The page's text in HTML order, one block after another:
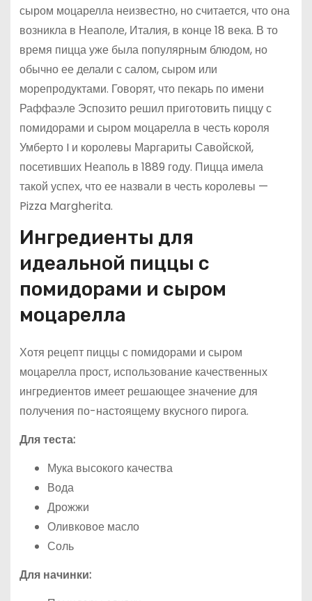
сыром моцарелла неизвестно, но считается, что она
возникла в Неаполе, Италия, в конце 18 века. В то
время пицца уже была популярным блюдом, но
обычно ее делали с салом, сыром или
морепродуктами. Говорят, что пекарь по имени
Раффаэле Эспозито решил приготовить пиццу с
помидорами и сыром моцарелла в честь короля
Умберто I и королевы Маргариты Савойской,
посетивших Неаполь в 1889 году. Пицца имела
такой успех, что ее назвали в честь королевы —
Pizza Margherita.
Ингредиенты для
идеальной пиццы с
помидорами и сыром
моцарелла
Хотя рецепт пиццы с помидорами и сыром
моцарелла прост, использование качественных
ингредиентов имеет решающее значение для
получения по-настоящему вкусного пирога.
Для теста:
Мука высокого качества
Вода
Дрожжи
Оливковое масло
Соль
Для начинки: